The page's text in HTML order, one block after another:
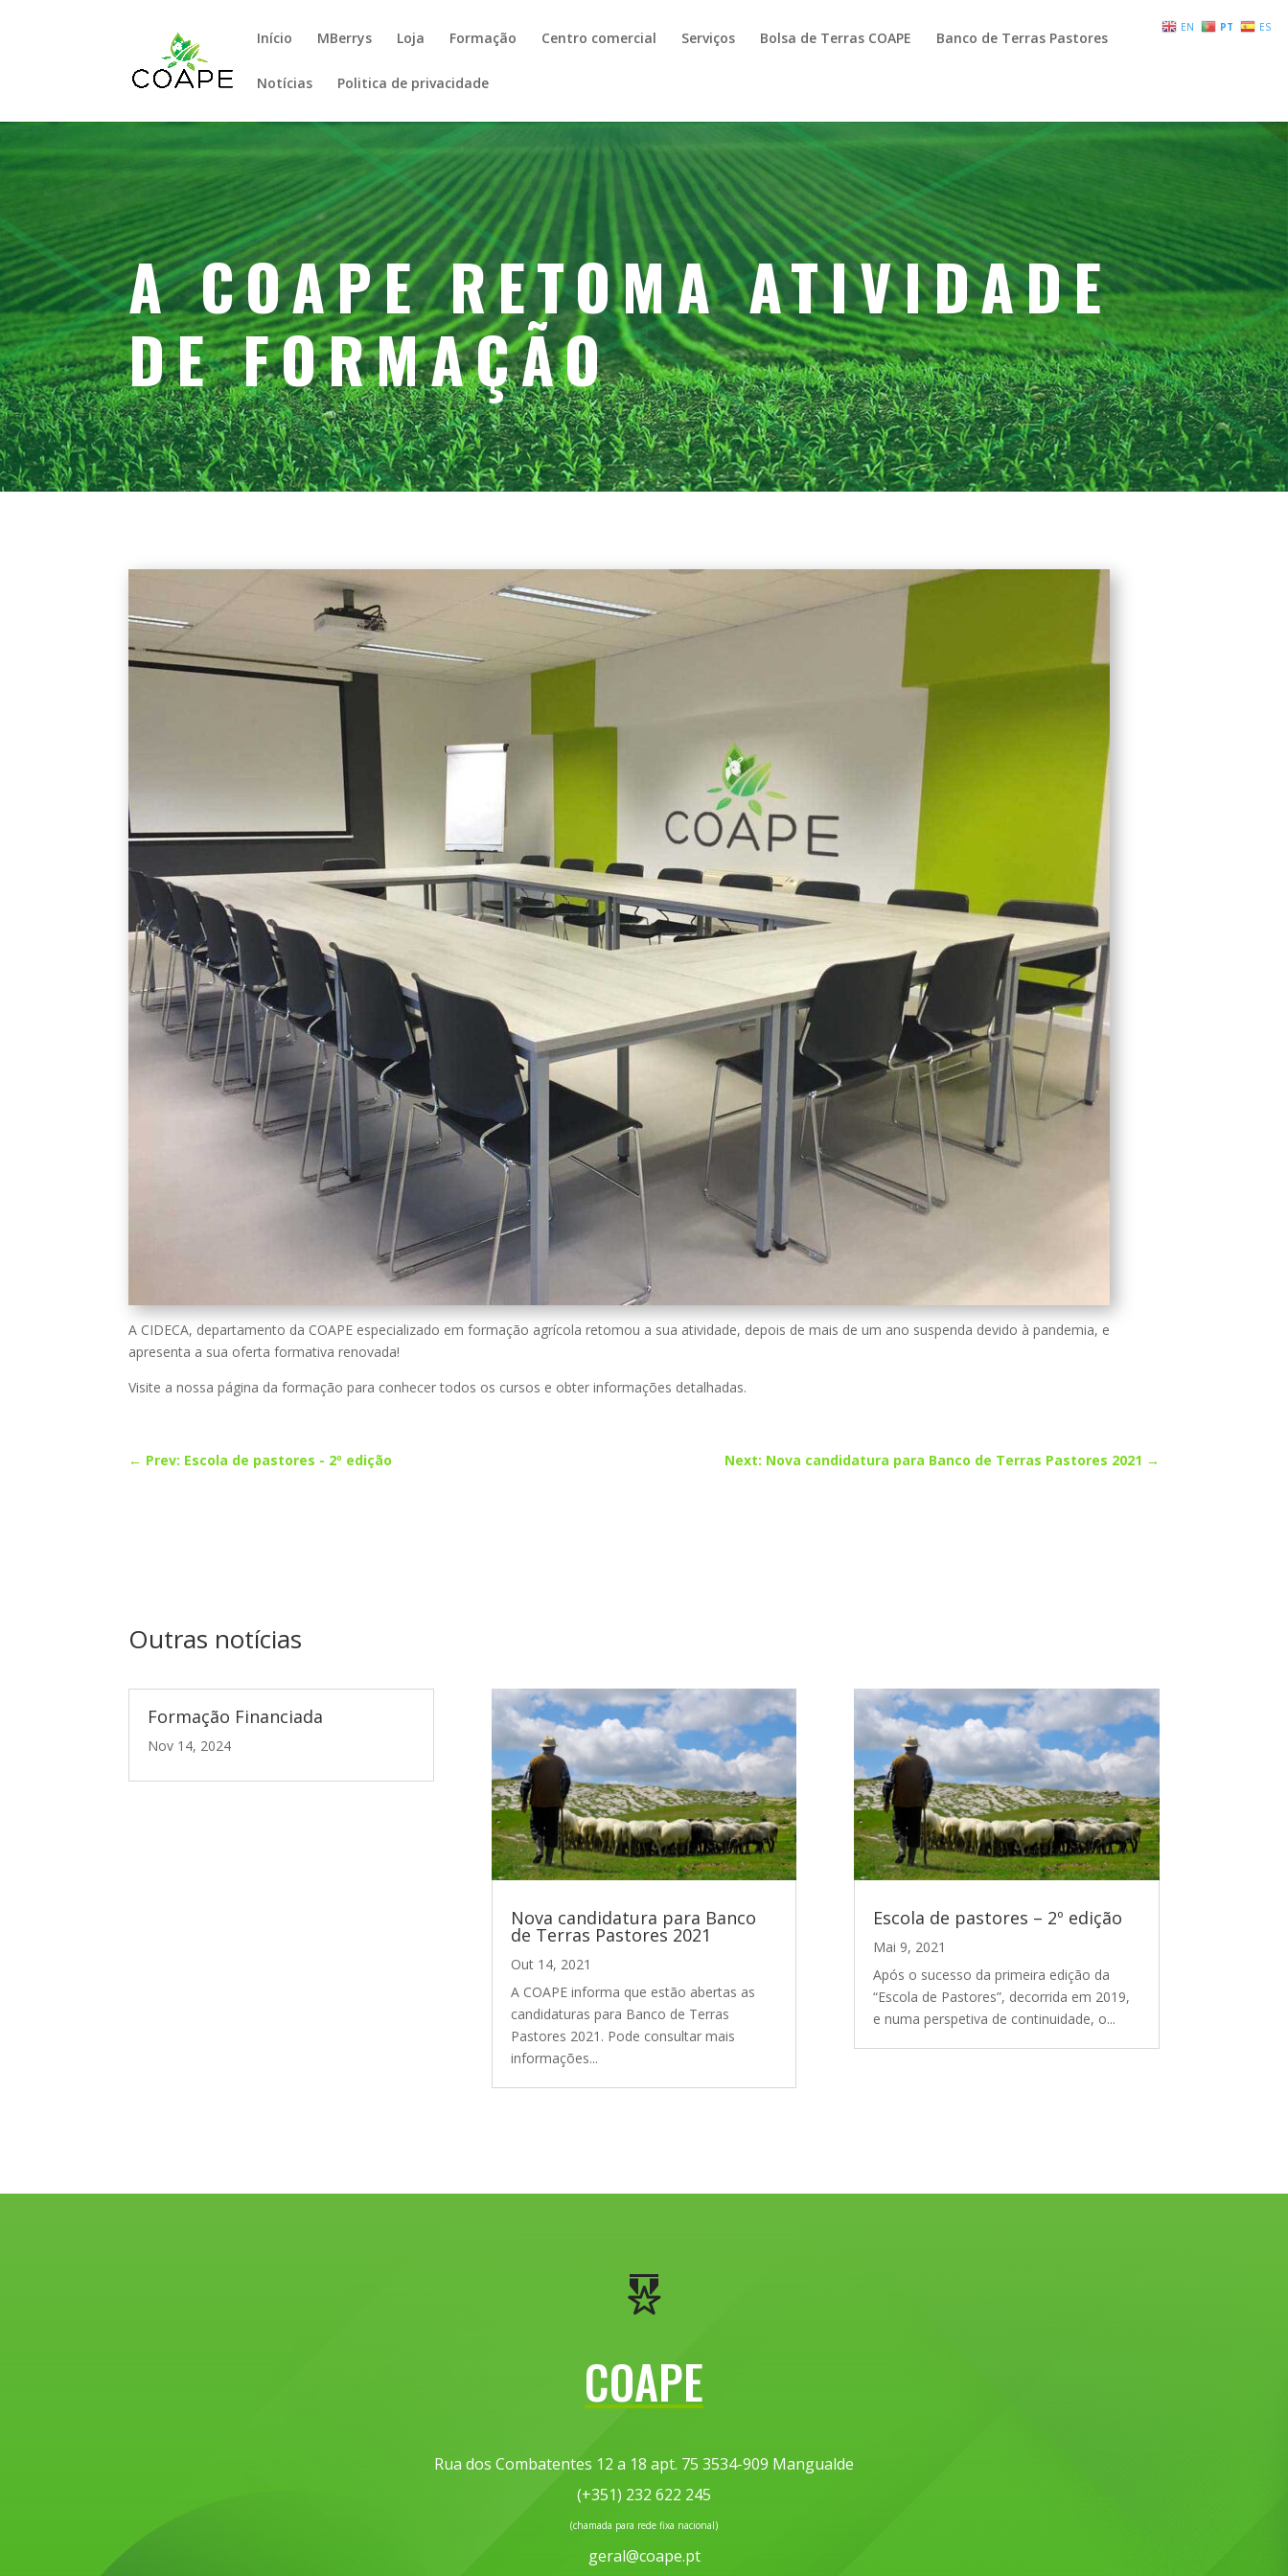
Início MBerrys Loja Formação Centro comercial Serviços Bolsa de Terras COAPE Banco de Terras Pastores
Notícias Politica de privacidade
A COAPE RETOMA ATIVIDADE
DE FORMAÇÃO
A CIDECA, departamento da COAPE especializado em formação agrícola retomou a sua atividade, depois de mais de um ano suspenda devido à pandemia, e
apresenta a sua oferta formativa renovada!
Visite a nossa página da formação para conhecer todos os cursos e obter informações detalhadas.
← Prev: Escola de pastores - 2º edição Next: Nova candidatura para Banco de Terras Pastores 2021 →
Outras notícias
Formação Financiada
Nov 14, 2024
Nova candidatura para Banco
de Terras Pastores 2021
Out 14, 2021
A COAPE informa que estão abertas as
candidaturas para Banco de Terras
Pastores 2021. Pode consultar mais
informações...
Escola de pastores – 2º edição
Mai 9, 2021
Após o sucesso da primeira edição da
“Escola de Pastores”, decorrida em 2019,
e numa perspetiva de continuidade, o...
COAPE
Rua dos Combatentes 12 a 18 apt. 75 3534-909 Mangualde
(+351) 232 622 245
(chamada para rede fixa nacional)
geral@coape.pt
EN PT ES